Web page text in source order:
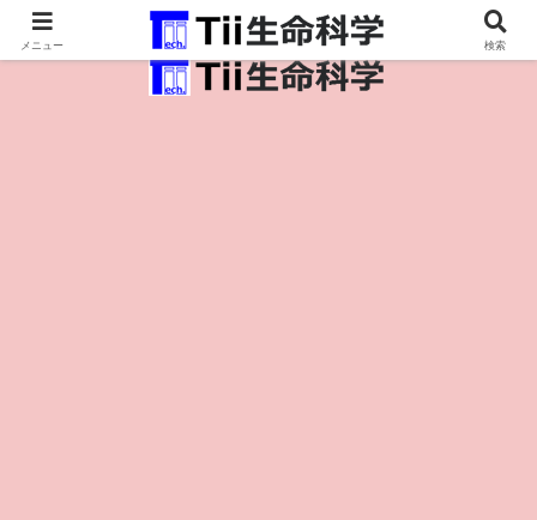
医療保健・生命・生物の情報インフラ。
メニュー 検索